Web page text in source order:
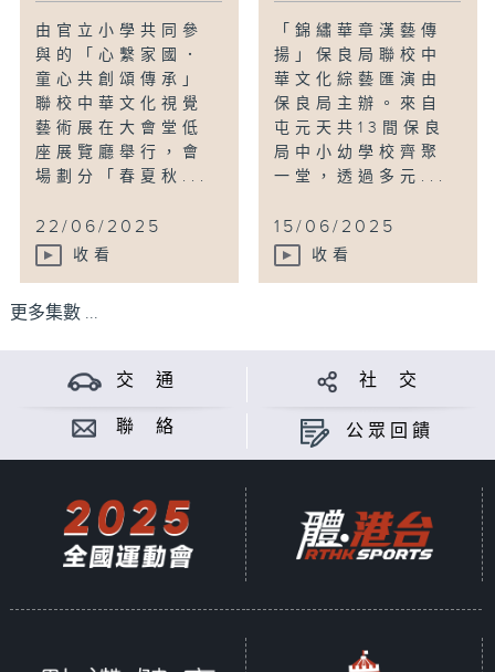
由官立小學共同參
與的「心繫家國．
童心共創頌傳承」
聯校中華文化視覺
藝術展在大會堂低
座展覽廳舉行，會
場劃分「春夏秋...
22/06/2025
收看
「錦繡華章漢藝傳
揚」保良局聯校中
華文化綜藝匯演由
保良局主辦。來自
屯元天共13間保良
局中小幼學校齊聚
一堂，透過多元...
15/06/2025
收看
更多集數 ...
交 通 社 交
聯 絡 公眾回饋